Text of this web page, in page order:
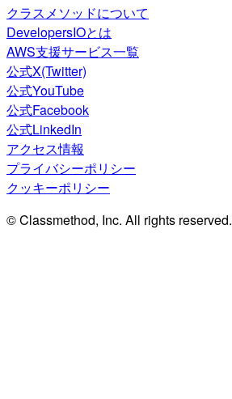
クラスメソッドについて
DevelopersIOとは
AWS支援サービス一覧
公式X(Twitter)
公式YouTube
公式Facebook
公式LinkedIn
アクセス情報
プライバシーポリシー
クッキーポリシー
© Classmethod, Inc. All rights reserved.